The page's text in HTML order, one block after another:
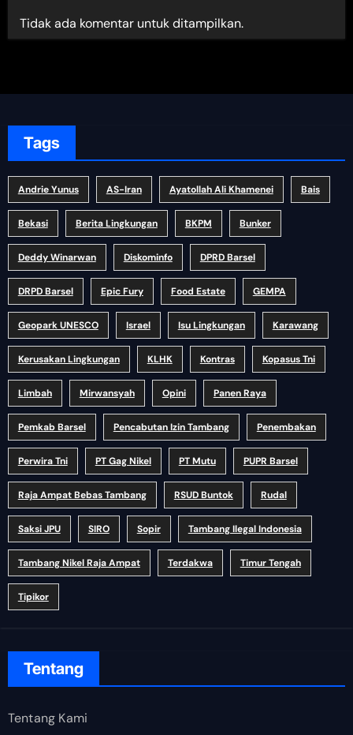
Tidak ada komentar untuk ditampilkan.
Tags
Andrie Yunus AS-Iran Ayatollah Ali Khamenei Bais
Bekasi Berita Lingkungan BKPM Bunker
Deddy Winarwan Diskominfo DPRD Barsel
DRPD Barsel Epic Fury Food Estate GEMPA
Geopark UNESCO Israel Isu Lingkungan Karawang
Kerusakan Lingkungan KLHK Kontras Kopasus Tni
Limbah Mirwansyah Opini Panen Raya
Pemkab Barsel Pencabutan Izin Tambang Penembakan
Perwira Tni PT Gag Nikel PT Mutu PUPR Barsel
Raja Ampat Bebas Tambang RSUD Buntok Rudal
Saksi JPU SIRO Sopir Tambang Ilegal Indonesia
Tambang Nikel Raja Ampat Terdakwa Timur Tengah
Tipikor
Tentang
Tentang Kami